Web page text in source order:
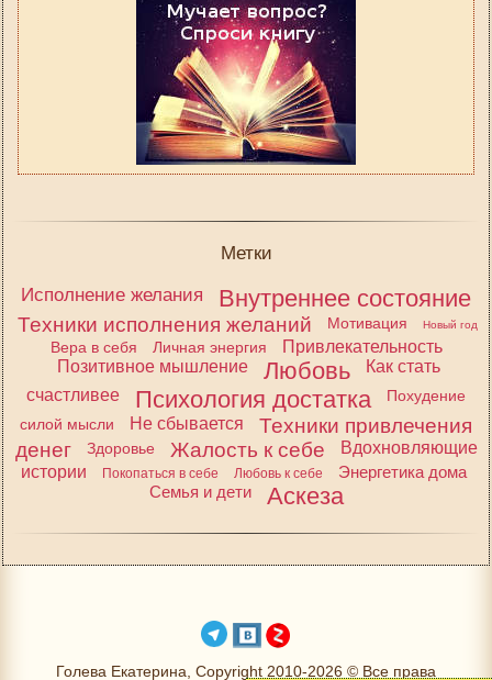
Метки
Исполнение желания
Внутреннее состояние
Техники исполнения желаний Мотивация Новый год
Вера в себя Личная энергия
Привлекательность
Позитивное мышление
Любовь
Как стать
счастливее
Психология достатка
Похудение
силой мысли
Не сбывается
Техники привлечения
денег
Здоровье Жалость к себе
Вдохновляющие
истории
Покопаться в себе Любовь к себе
Энергетика дома
Семья и дети
Аскеза
Голева Екатерина, Copyright 2010-2026 © Все права